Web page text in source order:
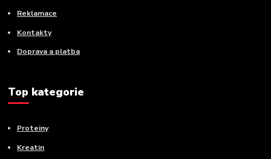
Reklamace
Kontakty
Doprava a platba
Top kategorie
Proteiny
Kreatin